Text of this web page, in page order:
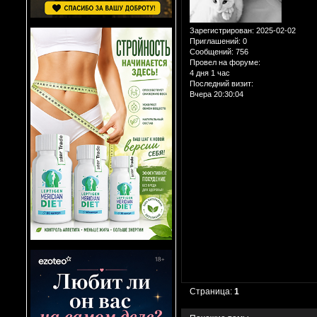
Зарегистрирован: 2025-02-02
Приглашений: 0
Сообщений: 756
Провел на форуме:
4 дня 1 час
Последний визит:
Вчера 20:30:04
Страница:1